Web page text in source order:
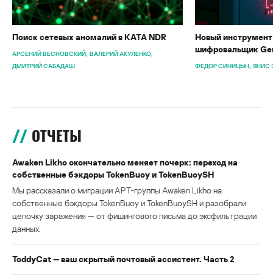
Поиск сетевых аномалий в KATA NDR
АРСЕНИЙ ВЕСНОВСКИЙ ВАЛЕРИЙ АКУЛЕНКО
ДМИТРИЙ САБАДАШ
Новый
шифровальщик
ФЕДОР СИНИЦЫН ЯНИС
ОТЧЕТЫ
Awaken Likho окончательно меняет почерк: переход на
собственные бэкдоры TokenBuoy и TokenBuoySH
Мы рассказали о миграции APT-группы Awaken Likho на
собственные бэкдоры TokenBuoy и TokenBuoySH и разобрали
цепочку заражения — от фишингового письма до эксфильтрации
данных.
ToddyCat — ваш скрытый почтовый ассистент. Часть 2